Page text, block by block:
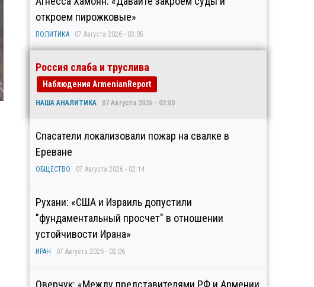
откроем пирожковые»
ПОЛИТИКА 07 Августа 2026 - 03:05
Россия слаба и труслива
Наблюдения ArmenianReport
НАША АНАЛИТИКА 07 Августа 2026 - 03:00
Спасатели локализовали пожар на свалке в
Ереване
ОБЩЕСТВО 07 Августа 2026 - 02:14
Рухани: «США и Израиль допустили
"фундаментальный просчет" в отношении
устойчивости Ирана»
ИРАН 07 Августа 2026 - 02:06
Оверчук: «Между представителями РФ и Армении